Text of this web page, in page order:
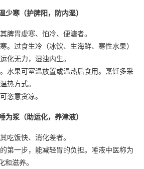
寒（护脾阳，防内湿）
脾胃虚寒、怕冷、便溏者。
。过食生冷（冰饮、生海鲜、寒性水果）
化无力，湿浊内生。
水果可室温放置或温热后食用。烹饪多采
热方式。
恣意贪凉。
浆（助运化，养津液）
吃饭快、消化差者。
第一步，能减轻胃的负担。唾液中医称为
和滋养。